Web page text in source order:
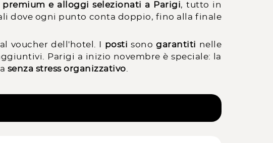
e alloggi selezionati a Parigi, tutto in
dove ogni punto conta doppio, fino alla finale
voucher dell'hotel. I posti sonogarantiti nelle
Parigi a inizio novembre è speciale: la
senza stress organizzativo